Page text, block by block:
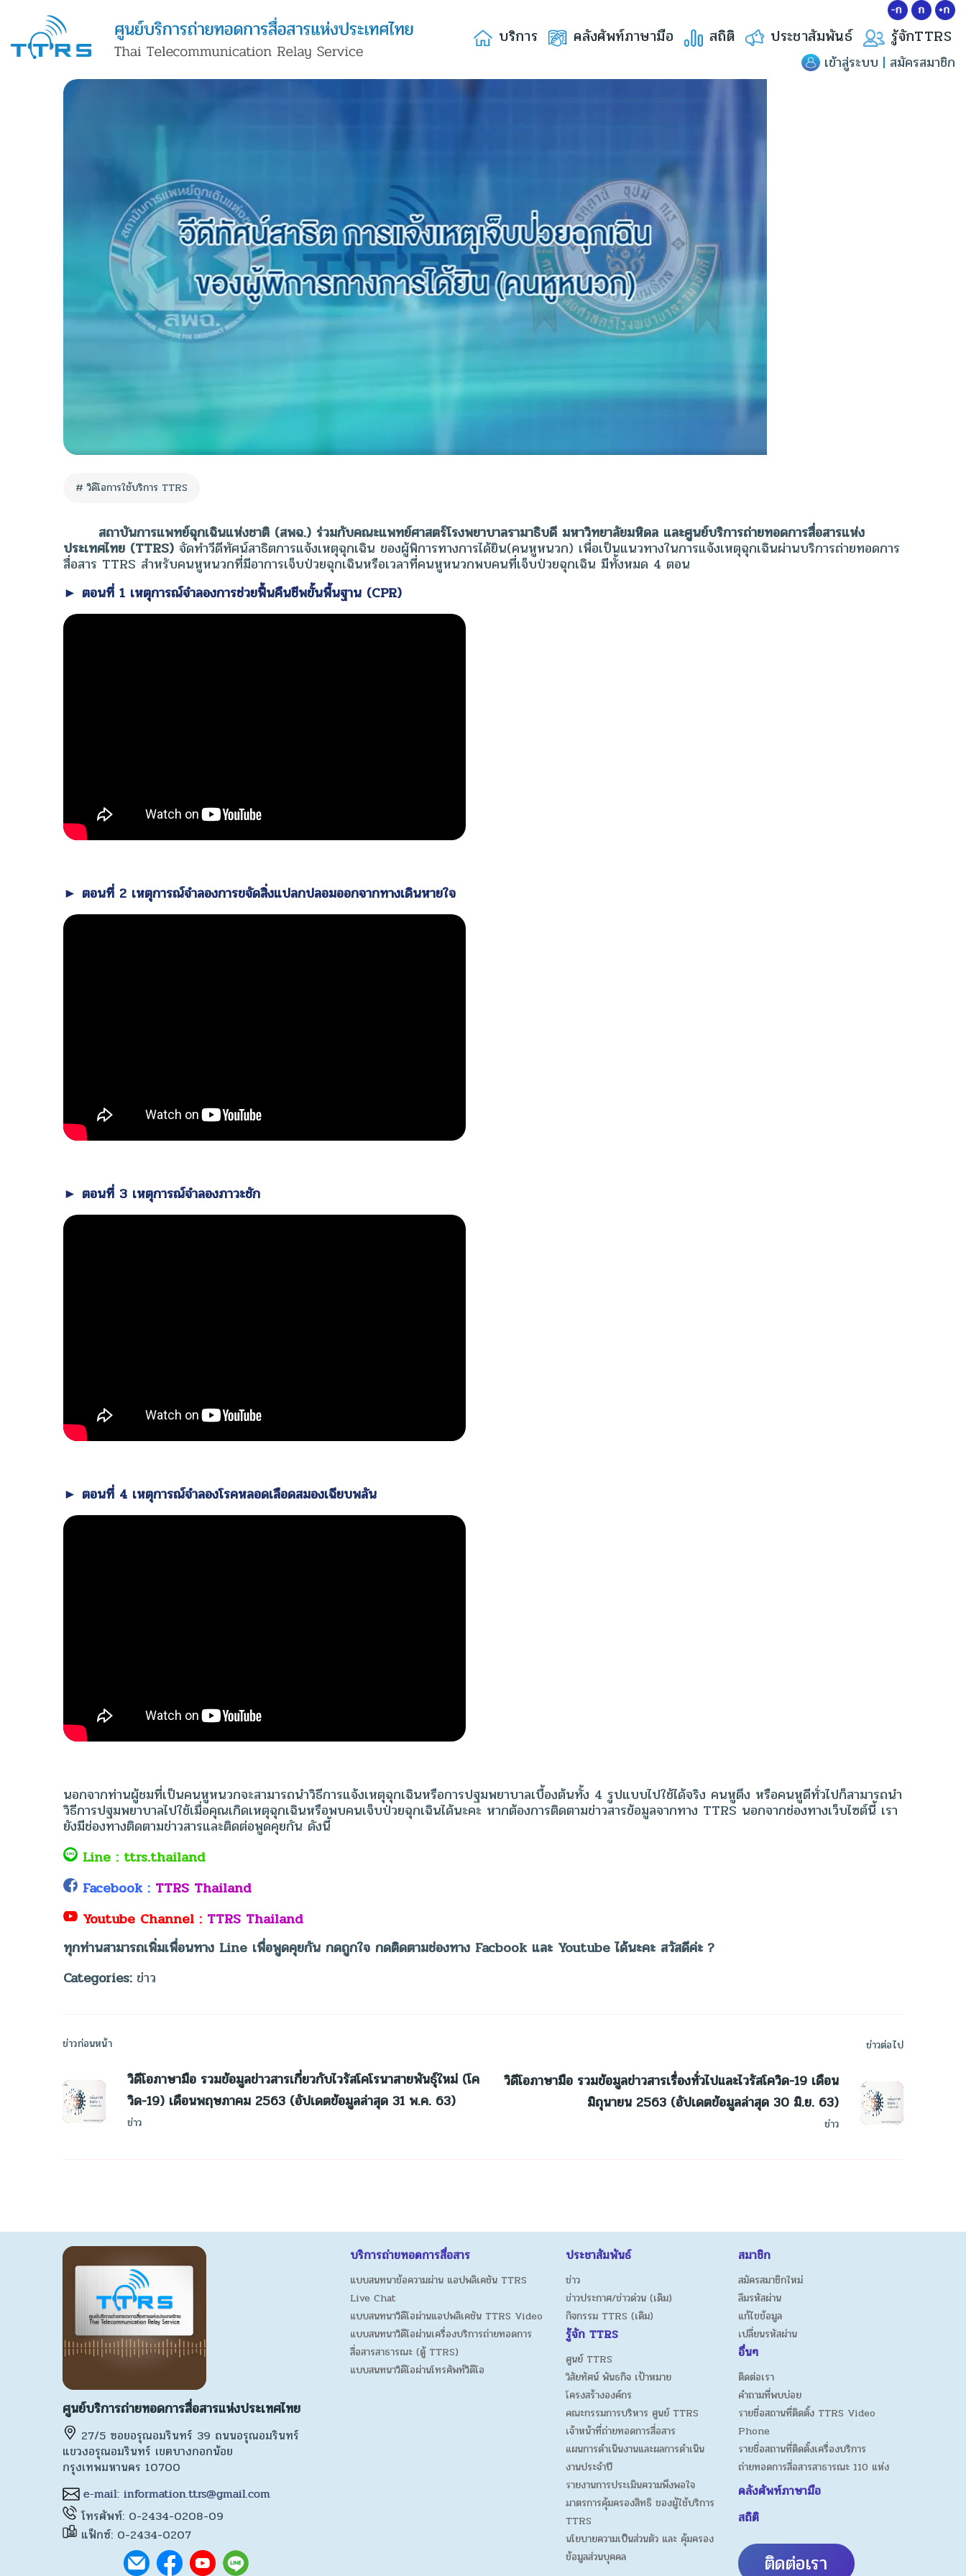
บริการ คลังศัพท์ภาษามือ สถิติ ประชาสัมพันธ์ รู้จักTTRS
เข้าสู่ระบบ | สมัครสมาชิก
วิดีโอการใช้บริการ TTRS
สถาบันการแพทย์ฉุกเฉินแห่งชาติ (สพฉ.) ร่วมกับคณะแพทย์ศาสตร์โรงพยาบาลรามาธิบดี มหาวิทยาลัยมหิดล และศูนย์บริการถ่ายทอดการสื่อสารแห่ง
ประเทศไทย (TTRS) จัดทำวีดีทัศน์สาธิตการแจ้งเหตุฉุกเฉิน ของผู้พิการทางการได้ยิน(คนหูหนวก) เพื่อเป็นแนวทางในการแจ้งเหตุฉุกเฉินผ่านบริการถ่ายทอดการ
สื่อสาร TTRS สำหรับคนหูหนวกที่มีอาการเจ็บป่วยฉุกเฉินหรือเวลาที่คนหูหนวกพบคนที่เจ็บป่วยฉุกเฉิน มีทั้งหมด 4 ตอน
► ตอนที่ 1 เหตุการณ์จำลองการช่วยฟื้นคืนชีพขั้นพื้นฐาน (CPR)
► ตอนที่ 2 เหตุการณ์จำลองการขจัดสิ่งแปลกปลอมออกจากทางเดินหายใจ
► ตอนที่ 3 เหตุการณ์จำลองภาวะชัก
► ตอนที่ 4 เหตุการณ์จำลองโรคหลอดเลือดสมองเฉียบพลัน
นอกจากท่านผู้ชมที่เป็นคนหูหนวกจะสามารถนำวิธีการแจ้งเหตุฉุกเฉินหรือการปฐมพยาบาลเบื้องต้นทั้ง 4 รูปแบบไปใช้ได้จริง คนหูตึง หรือคนหูดีทั่วไปก็สามารถนำ
วิธีการปฐมพยาบาลไปใช้เมื่อคุณเกิดเหตุฉุกเฉินหรือพบคนเจ็บป่วยฉุกเฉินได้นะคะ หากต้องการติดตามข่าวสารข้อมูลจากทาง TTRS นอกจากช่องทางเว็บไซต์นี้ เรา
ยังมีช่องทางติดตามข่าวสารและติดต่อพูดคุยกัน ดังนี้
Line : ttrs.thailand
Facebook : TTRS Thailand
Youtube Channel : TTRS Thailand
ทุกท่านสามารถเพิ่มเพื่อนทาง Line เพื่อพูดคุยกัน กดถูกใจ กดติดตามช่องทาง Facbook และ Youtube ได้นะคะ สวัสดีค่ะ?
Categories: ข่าว
ข่าวก่อนหน้า
วิดีโอภาษามือ รวมข้อมูลข่าวสารเกี่ยวกับไวรัสโคโรนาสายพันธุ์ใหม่ (โค
วิด-19) เดือนพฤษภาคม 2563 (อัปเดตข้อมูลล่าสุด 31 พ.ค. 63)
ข่าว
ข่าวต่อไป
วิดีโอภาษามือ รวมข้อมูลข่าวสารเรื่องทั่วไปและไวรัสโควิด-19 เดือน
มิถุนายน 2563 (อัปเดตข้อมูลล่าสุด 30 มิ.ย. 63)
ข่าว
ศูนย์บริการถ่ายทอดการสื่อสารแห่งประเทศไทย
27/5 ซอยอรุณอมรินทร์ 39 ถนนอรุณอมรินทร์
แขวงอรุณอมรินทร์ เขตบางกอกน้อย
กรุงเทพมหานคร 10700
โทรศัพท์: 0-2434-0208-09
แฟ็กซ์: 0-2434-0207
บริการถ่ายทอดการสื่อสาร
แบบสนทนาข้อความผ่าน แอปพลิเคชัน TTRS
Live Chat
แบบสนทนาวิดีโอผ่านแอปพลิเคชัน TTRS Video
แบบสนทนาวิดีโอผ่านเครื่องบริการถ่ายทอดการ
สื่อสารสาธารณะ (ตู้ TTRS)
แบบสนทนาวิดีโอผ่านโทรศัพท์วิดีโอ
ประชาสัมพันธ์
ข่าว
ข่าวประกาศ/ข่าวด่วน (เดิม)
กิจกรรม TTRS (เดิม)
รู้จัก TTRS
ศูนย์ TTRS
วิสัยทัศน์ พันธกิจ เป้าหมาย
โครงสร้างองค์กร
คณะกรรมการบริหาร ศูนย์ TTRS
เจ้าหน้าที่ถ่ายทอดการสื่อสาร
แผนการดำเนินงานและผลการดำเนิน
งานประจำปี
รายงานการประเมินความพึงพอใจ
มาตรการคุ้มครองสิทธิ ของผู้ใช้บริการ
TTRS
นโยบายความเป็นส่วนตัว และ คุ้มครอง
ข้อมูลส่วนบุคคล
สมาชิก
สมัครสมาชิกใหม่
ลืมรหัสผ่าน
แก้ไขข้อมูล
เปลี่ยนรหัสผ่าน
อื่นๆ
ติดต่อเรา
คำถามที่พบบ่อย
รายชื่อสถานที่ติดตั้ง TTRS Video
Phone
รายชื่อสถานที่ติดตั้งเครื่องบริการ
ถ่ายทอดการสื่อสารสาธารณะ 110 แห่ง
คลังศัพท์ภาษามือ
สถิติ
ติดต่อเรา